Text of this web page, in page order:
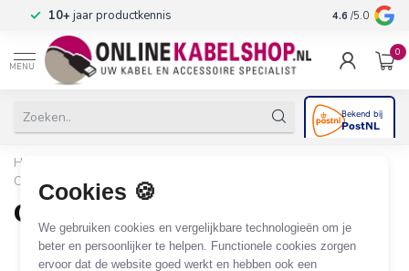
Cookies 🍪
We gebruiken cookies en vergelijkbare technologieën om je
beter en persoonlijker te helpen. Functionele cookies zorgen
ervoor dat de website goed werkt en hebben ook een
10+jaar productkennis 4.6 /5.0
MENU
0
Home
CEE 3-pins (camping/industrieel)
CEE 3-pins haspel
1 PRODUCT